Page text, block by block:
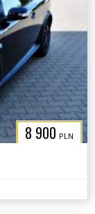
8 900 PLN